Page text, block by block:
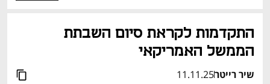
התקדמות לקראת סיום השבתת
הממשל האמריקאי
שיר רייטר11.11.25